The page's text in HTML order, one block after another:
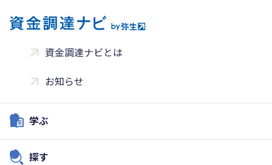
資金調達ナビとは
お知らせ
学ぶ
探す